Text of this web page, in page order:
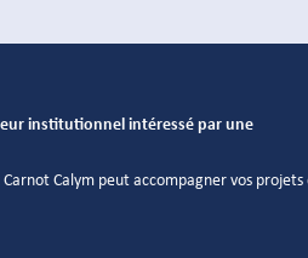
institutionnel intéressé par une
Calym peut accompagner vos projets